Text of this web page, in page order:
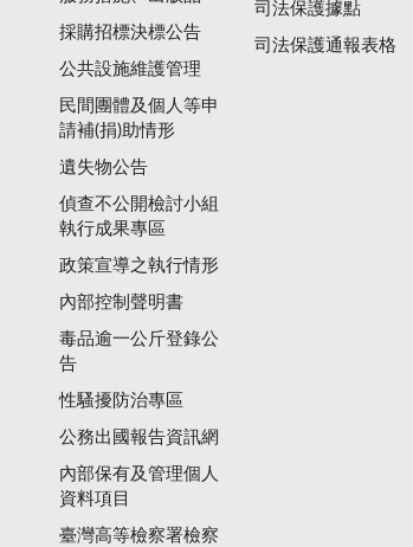
採購招標決標公告
公共設施維護管理
民間團體及個人等申
請補(捐)助情形
遺失物公告
偵查不公開檢討小組
執行成果專區
政策宣導之執行情形
內部控制聲明書
毒品逾一公斤登錄公
告
性騷擾防治專區
公務出國報告資訊網
內部保有及管理個人
資料項目
臺灣高等檢察署檢察
司法保護據點
司法保護通報表格